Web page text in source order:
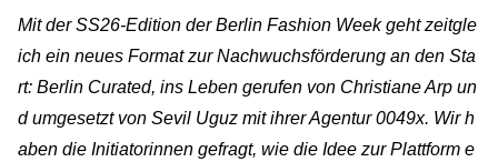
Mit der SS26-Edition der Berlin Fashion Week geht zeitgle
ich ein neues Format zur Nachwuchsförderung an den Sta
rt: Berlin Curated, ins Leben gerufen von Christiane Arp un
d umgesetzt von Sevil Uguz mit ihrer Agentur 0049x. Wir h
aben die Initiatorinnen gefragt, wie die Idee zur Plattform e